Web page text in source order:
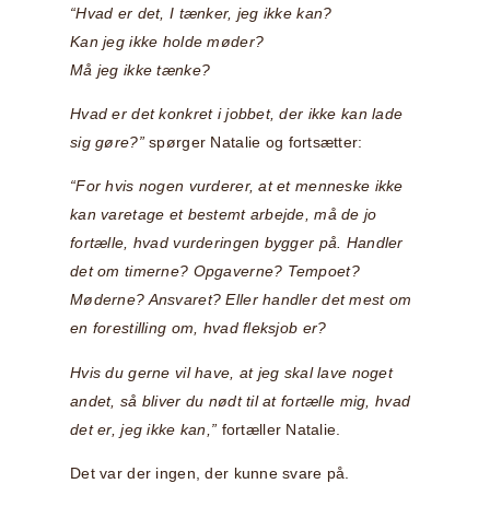
“Hvad er det, I tænker, jeg ikke kan?
Kan jeg ikke holde møder?
Må jeg ikke tænke?
Hvad er det konkret i jobbet, der ikke kan lade
sig gøre?”spørger Natalie og fortsætter:
“For hvis nogen vurderer, at et menneske ikke
kan varetage et bestemt arbejde, må de jo
fortælle, hvad vurderingen bygger på. Handler
det om timerne? Opgaverne? Tempoet?
Møderne? Ansvaret? Eller handler det mest om
en forestilling om, hvad fleksjob er?
Hvis du gerne vil have, at jeg skal lave noget
andet, så bliver du nødt til at fortælle mig, hvad
det er, jeg ikke kan,” fortæller Natalie.
Det var der ingen, der kunne svare på.